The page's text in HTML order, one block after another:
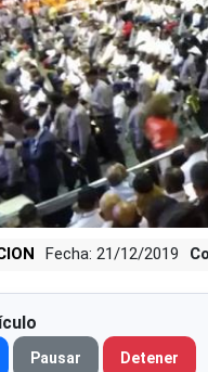
Fecha: 21/12/2019
Pausar Detener